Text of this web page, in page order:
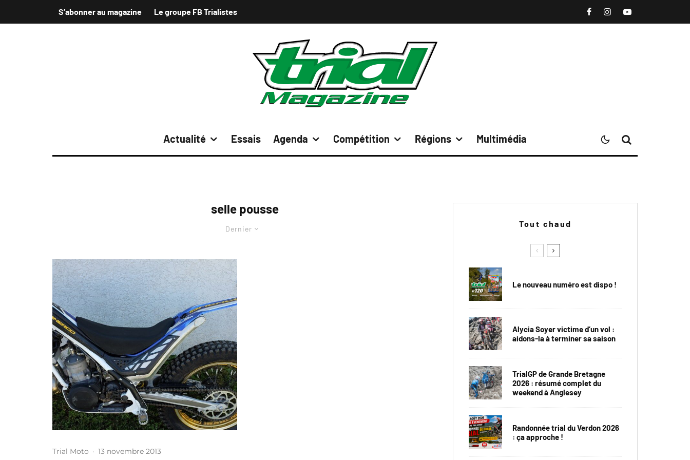
S’abonner au magazine Le groupe FB Trialistes
Actualité Essais Agenda Compétition Régions Multimédia
selle pousse
Dernier
Trial Moto · 13 novembre 2013
Tout chaud
Le nouveau numéro est dispo !
Alycia Soyer victime d’un vol :
aidons-la à terminer sa saison
TrialGP de Grande Bretagne
2026 : résumé complet du
weekend à Anglesey
Randonnée trial du Verdon 2026
: ça approche !